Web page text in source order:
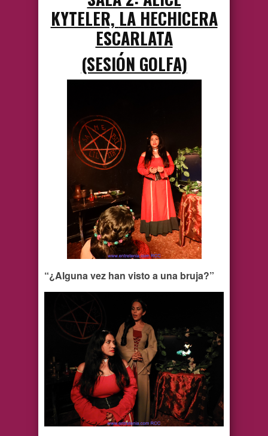
KYTELER, LA HECHICERA
ESCARLATA
(SESIÓN GOLFA)
“¿Alguna vez han visto a una bruja?”